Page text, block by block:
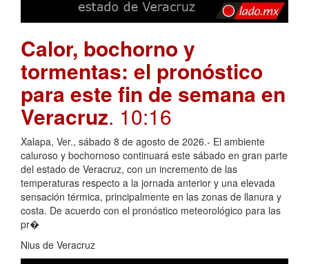
Calor, bochorno y
tormentas: el pronóstico
para este fin de semana en
Veracruz. 10:16
Xalapa, Ver., sábado 8 de agosto de 2026.- El ambiente
caluroso y bochornoso continuará este sábado en gran parte
del estado de Veracruz, con un incremento de las
temperaturas respecto a la jornada anterior y una elevada
sensación térmica, principalmente en las zonas de llanura y
costa. De acuerdo con el pronóstico meteorológico para las
pr�
Nius de Veracruz